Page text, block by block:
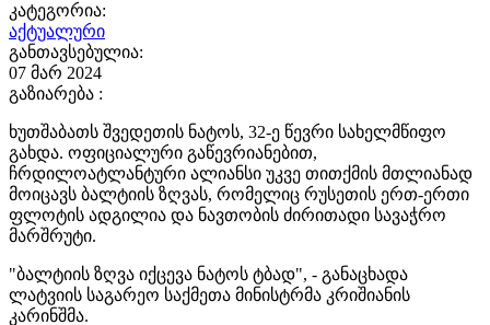
კატეგორია:
აქტუალური
განთავსებულია:
07 მარ 2024
გაზიარება :
ხუთშაბათს შვედეთის ნატოს, 32-ე წევრი სახელმწიფო
გახდა. ოფიციალური გაწევრიანებით,
ჩრდილოატლანტური ალიანსი უკვე თითქმის მთლიანად
მოიცავს ბალტიის ზღვას, რომელიც რუსეთის ერთ-ერთი
ფლოტის ადგილია და ნავთობის ძირითადი სავაჭრო
მარშრუტი.
"ბალტიის ზღვა იქცევა ნატოს ტბად", - განაცხადა
ლატვიის საგარეო საქმეთა მინისტრმა კრიშიანის
კარინშმა.